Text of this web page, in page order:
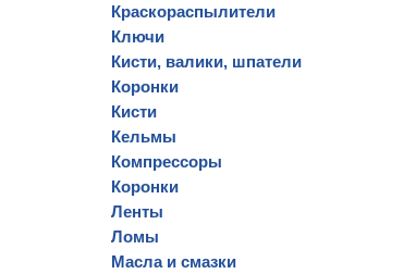
Краскораспылители
Ключи
Кисти, валики, шпатели
Коронки
Кисти
Кельмы
Компрессоры
Коронки
Ленты
Ломы
Масла и смазки